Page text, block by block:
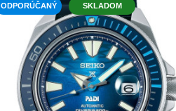
ODPORÚČANÝ SKLADOM